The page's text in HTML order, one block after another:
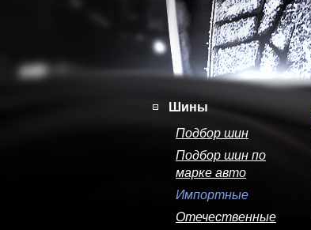
Шины
Подбор шин
Подбор шин по
марке авто
Импортные
Отечественные